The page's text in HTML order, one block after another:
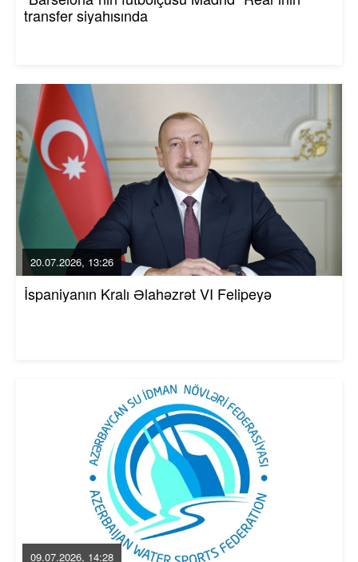
transfer siyahısında
20.07.2026, 13:26
İspaniyanın Kralı Əlahəzrət VI Felipeyə
09.07.2026, 14:28